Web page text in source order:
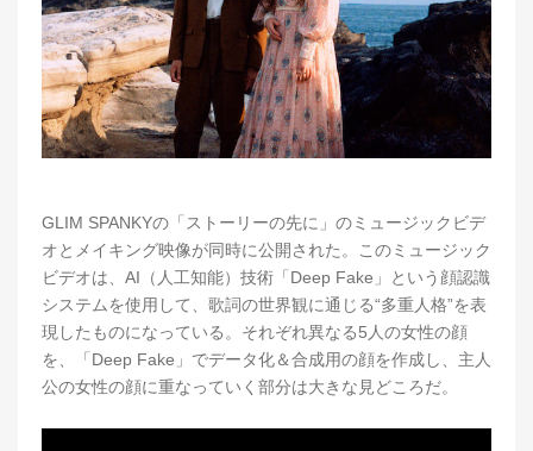
GLIM SPANKYの「ストーリーの先に」のミュージックビデ
オとメイキング映像が同時に公開された。このミュージック
ビデオは、AI（人工知能）技術「Deep Fake」という顔認識
システムを使用して、歌詞の世界観に通じる“多重人格”を表
現したものになっている。それぞれ異なる5人の女性の顔
を、「Deep Fake」でデータ化＆合成用の顔を作成し、主人
公の女性の顔に重なっていく部分は大きな見どころだ。